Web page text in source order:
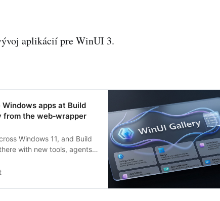
aplikácií pre WinUI 3.
apps at Build
from the web‑wrapper
Windows 11, and Build
with new tools, agents,